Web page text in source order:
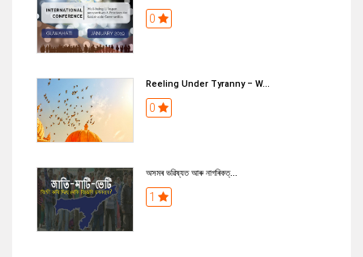
0
Reeling Under Tyranny – W...
0
অসমৰ ভৱিষ্যত আৰু নাগৰিকত্...
1